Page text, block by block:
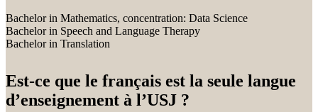
Bachelor in Mathematics, concentration: Data Science
Bachelor in Speech and Language Therapy
Bachelor in Translation
Est-ce que le français est la seule langue
d’enseignement à l’USJ ?